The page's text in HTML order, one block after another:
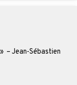
– Jean-Sébastien